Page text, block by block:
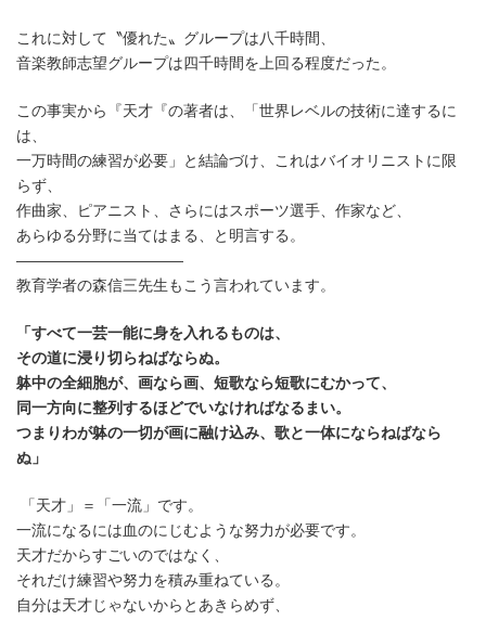
これに対して〝優れた〟グループは八千時間、
音楽教師志望グループは四千時間を上回る程度だった。
この事実から『天才『の著者は、「世界レベルの技術に達するに
は、
一万時間の練習が必要」と結論づけ、これはバイオリニストに限
らず、
作曲家、ピアニスト、さらにはスポーツ選手、作家など、
あらゆる分野に当てはまる、と明言する。
———————————
教育学者の森信三先生もこう言われています。
「すべて一芸一能に身を入れるものは、
その道に浸り切らねばならぬ。
躰中の全細胞が、画なら画、短歌なら短歌にむかって、
同一方向に整列するほどでいなければなるまい。
つまりわが躰の一切が画に融け込み、歌と一体にならねばなら
ぬ」
「天才」＝「一流」です。
一流になるには血のにじむような努力が必要です。
天才だからすごいのではなく、
それだけ練習や努力を積み重ねている。
自分は天才じゃないからとあきらめず、